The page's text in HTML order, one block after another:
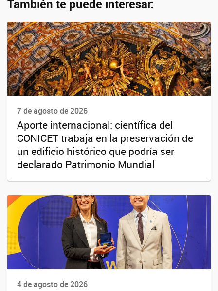
También te puede interesar:
7 de agosto de 2026
Aporte internacional: científica del
CONICET trabaja en la preservación de
un edificio histórico que podría ser
declarado Patrimonio Mundial
4 de agosto de 2026